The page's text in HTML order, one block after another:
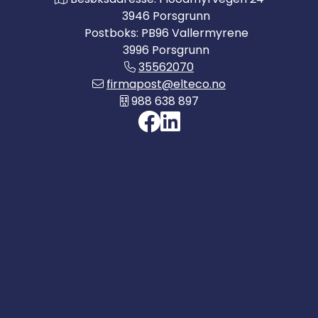
3946 Porsgrunn
Postboks: PB96 Vallermyrene
3996 Porsgrunn
35562070
firmapost@elteco.no
988 638 897